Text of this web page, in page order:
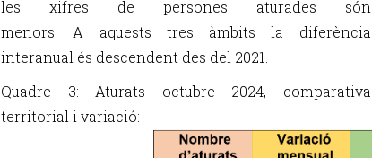
les xifres de persones aturades són
menors. A aquests tres àmbits la diferència
interanual és descendent des del 2021.
Quadre 3: Aturats octubre 2024, comparativa
territorial i variació: